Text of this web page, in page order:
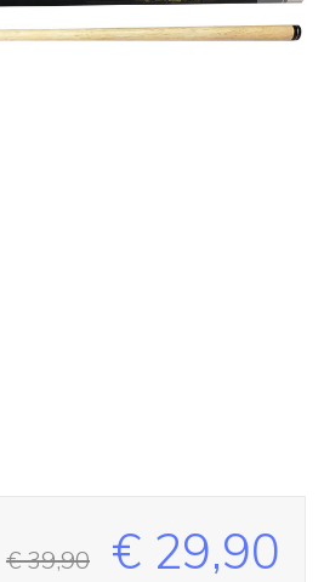
€ 39,90 € 29,90